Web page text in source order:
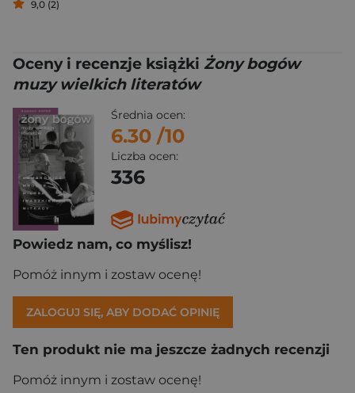
9,0 (2)
Oceny i recenzje książki Żony bogów
muzy wielkich literatów
Średnia ocen:
6.30 /10
Liczba ocen:
336
Powiedz nam, co myślisz!
Pomóż innym i zostaw ocenę!
ZALOGUJ SIĘ, ABY DODAĆ OPINIĘ
Ten produkt nie ma jeszcze żadnych recenzji
Pomóż innym i zostaw ocenę!